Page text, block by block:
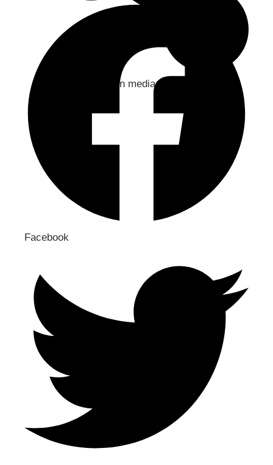
Jaa sosiaaliseen mediaan
Facebook